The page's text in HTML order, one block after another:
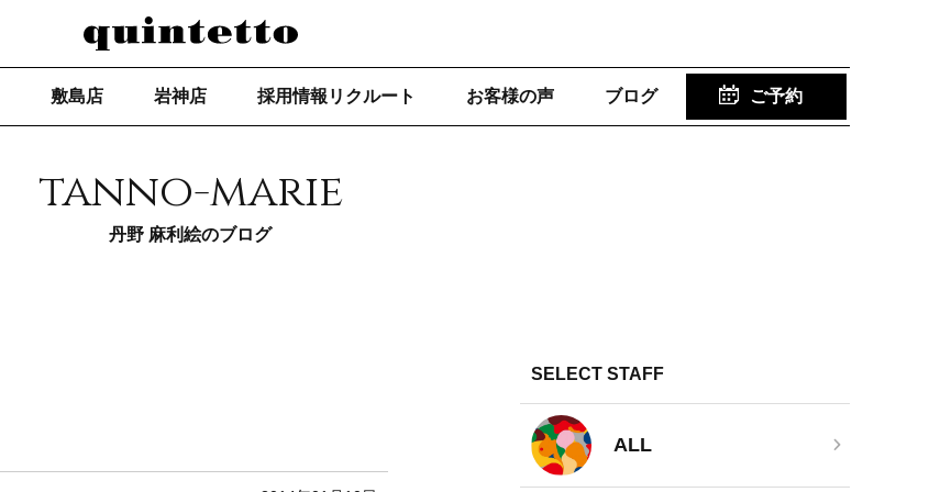
敷島店 岩神店 採用情報リクルート お客様の声 ブログ ご予約
tanno-marie
丹野 麻利絵のブログ
SELECT STAFF
ALL